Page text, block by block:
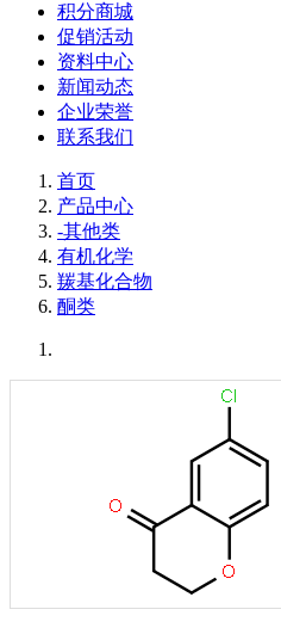
积分商城
促销活动
资料中心
新闻动态
企业荣誉
联系我们
首页
产品中心
-其他类
有机化学
羰基化合物
酮类